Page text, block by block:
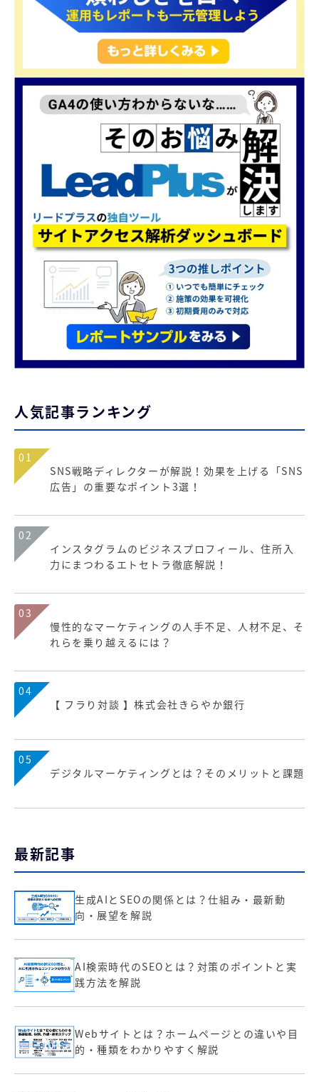
人気記事ランキング
01
SNS戦略ディレクターが解説！効果を上げる「SNS
広告」の重要なポイント3選！
02
インスタグラムのビジネスプロフィール、住所入
力にまつわるエトセトラ徹底解説！
03
慢性的なマーケティングの人手不足、人材不足、そ
れらを乗り越えるには？
04
【 フラり対談 】株式会社きらやか銀行
05
デジタルマーケティングとは？そのメリットと課題
最新記事
生成AIとSEOの関係とは？仕組み・最新動
向・展望を解説
AI検索時代のSEOとは？対策のポイントと実
践方法を解説
Webサイトとは？ホームページとの違いや目
的・種類をわかりやすく解説